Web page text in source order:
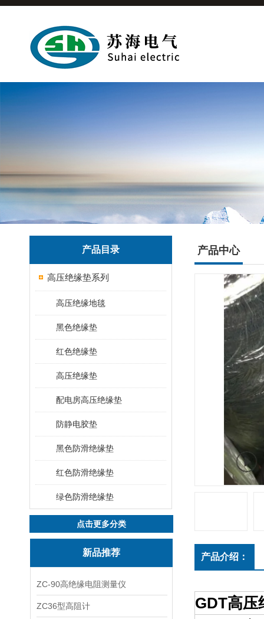
产品目录
高压绝缘垫系列
高压绝缘地毯
黑色绝缘垫
红色绝缘垫
高压绝缘垫
配电房高压绝缘垫
防静电胶垫
黑色防滑绝缘垫
红色防滑绝缘垫
绿色防滑绝缘垫
点击更多分类
新品推荐
ZC-90高绝缘电阻测量仪
ZC36型高阻计
产品中心
产品介绍：
GDT高压